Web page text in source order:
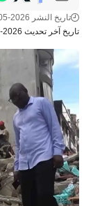
تاريخ آخر تحديث 2026-05-25 11:45 صباحًا
تاريخ النشر 2026-05-25